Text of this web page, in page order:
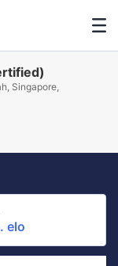
Singapore,
elo